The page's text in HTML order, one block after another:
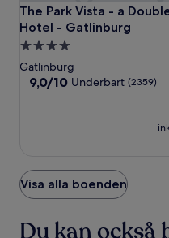
The
Park
Vista
-
Gatlinburg
The Park Vista - a
Hotel - Gatlinburg
The Park Vista - a
4.0-
stjärnigt
boende
Gatlinburg
9.0
9,0/10 Underbart (2359)
Visa alla boenden
Du kan också